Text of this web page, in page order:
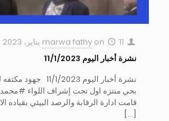
marwa fathy on
11 يناير، 2023
نشرة أخبار اليوم 11/1/2023
نشرة أخبار اليوم 11/
بحي منتزه اول تحت إشراف اللواء
قامت ادارة الرقابة والرصد البيئي بقياده
[…]